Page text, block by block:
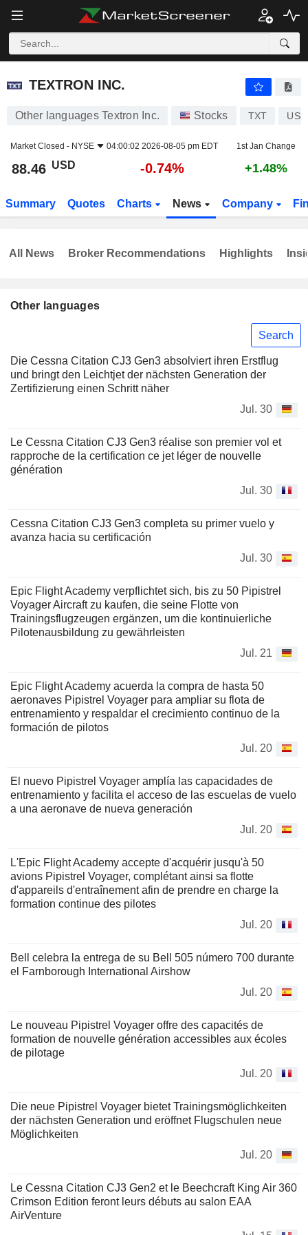
TEXTRON INC.
TEXTRON INC.
Other languages Textron Inc. Stocks TXT
Market Closed - NYSE 04:00:02 2026-08-05 pm EDT 1st Jan Change
88.46 USD -0.74% +1.48%
Summary Quotes Charts News Company
Other languages
Search
Die Cessna Citation CJ3 Gen3 absolviert ihren Erstflug
und bringt den Leichtjet der nächsten Generation der
Zertifizierung einen Schritt näher
Jul. 30
Le Cessna Citation CJ3 Gen3 réalise son premier vol et
rapproche de la certification ce jet léger de nouvelle
génération
Jul. 30
Cessna Citation CJ3 Gen3 completa su primer vuelo y
avanza hacia su certificación
Jul. 30
Epic Flight Academy verpflichtet sich, bis zu 50 Pipistrel
Voyager Aircraft zu kaufen, die seine Flotte von
Trainingsflugzeugen ergänzen, um die kontinuierliche
Pilotenausbildung zu gewährleisten
Jul. 21
Epic Flight Academy acuerda la compra de hasta 50
aeronaves Pipistrel Voyager para ampliar su flota de
entrenamiento y respaldar el crecimiento continuo de la
formación de pilotos
Jul. 20
El nuevo Pipistrel Voyager amplía las capacidades de
entrenamiento y facilita el acceso de las escuelas de vuelo
a una aeronave de nueva generación
Jul. 20
L'Epic Flight Academy accepte d'acquérir jusqu'à 50
avions Pipistrel Voyager, complétant ainsi sa flotte
d'appareils d'entraînement afin de prendre en charge la
formation continue des pilotes
Jul. 20
Bell celebra la entrega de su Bell 505 número 700 durante
el Farnborough International Airshow
Jul. 20
Le nouveau Pipistrel Voyager offre des capacités de
formation de nouvelle génération accessibles aux écoles
de pilotage
Jul. 20
Die neue Pipistrel Voyager bietet Trainingsmöglichkeiten
der nächsten Generation und eröffnet Flugschulen neue
Möglichkeiten
Jul. 20
Le Cessna Citation CJ3 Gen2 et le Beechcraft King Air 360
Crimson Edition feront leurs débuts au salon EAA
AirVenture
All News Broker Recommendations Highlights